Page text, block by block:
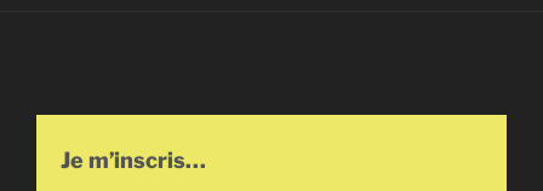
Je m’inscris…